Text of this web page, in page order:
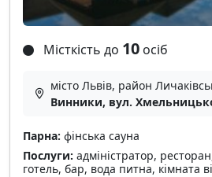
Місткість до 10 осіб
місто Львів, район
Винники, вул.
Парна: фінська сауна
Послуги: адміністратор,
готель, бар, вода питна, кімната